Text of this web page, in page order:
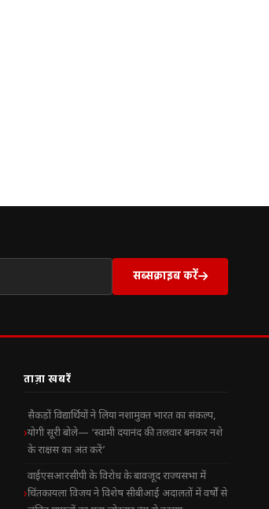
सब्सक्राइब करें
ताज़ा खबरें
सैकड़ों विद्यार्थियों ने लिया नशामुक्त भारत का संकल्प,
योगी सूरी बोले— ‘स्वामी दयानंद की तलवार बनकर नशे
के राक्षस का अंत करें’
वाईएसआरसीपी के विरोध के बावजूद राज्यसभा में
चिंतकायला विजय ने विशेष सीबीआई अदालतों में वर्षों से